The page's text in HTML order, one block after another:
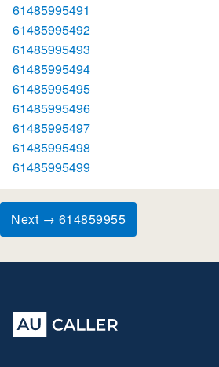
61485995491
61485995492
61485995493
61485995494
61485995495
61485995496
61485995497
61485995498
61485995499
Next → 614859955